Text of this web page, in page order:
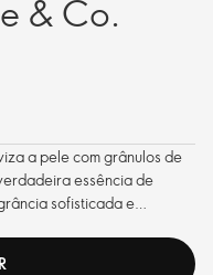
& Co.
a pele com grânulos de
essência de
sofisticada e